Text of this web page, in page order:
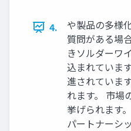
4.
や製品の多様
質問がある場
きソルダーワ
込まれていま
進されていま
れます。 市場
挙げられます
パートナーシ